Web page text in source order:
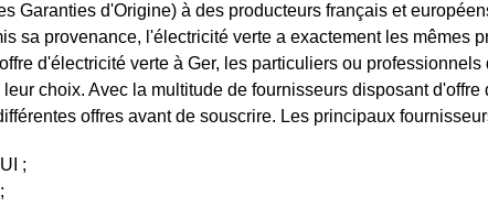
Garanties d'Origine) à des producteurs français et
sa provenance, l'électricité verte a exactement les mêmes
d'électricité verte à Ger, les particuliers ou
choix. Avec la multitude de fournisseurs disposant
offres avant de souscrire. Les principaux
;